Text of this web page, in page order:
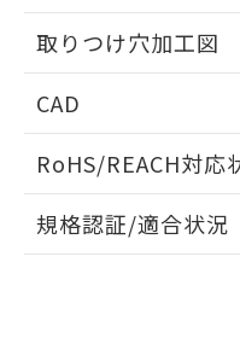
取りつけ穴加工図
CAD
ドすることができま
ログ
RoHS/REACH対応
EU RoHS 注意事項・
規格認証/適合状況
指します。
るもので、過去
ものではありませ
また、RoHS指
欄に対応日を記
既に当社にて対
していることか
り、2022年1月12
す。